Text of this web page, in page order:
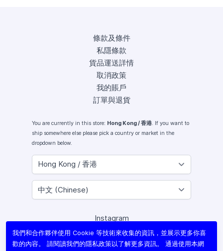
條款及條件
私隱條款
貨品運送詳情
取消政策
我的賬戶
訂單與退貨
You are currently in this store: Hong Kong / 香港. If you want to
ship somewhere else please pick a country or market in the
dropdown below.
Instagram
Facebook
X (Twitter)
我們和合作夥伴使用 Cookie 等技術來收集的資訊，並展示更多你喜
歡的內容。 請閱讀我們的隱私政策以了解更多資訊。 通過使用本網